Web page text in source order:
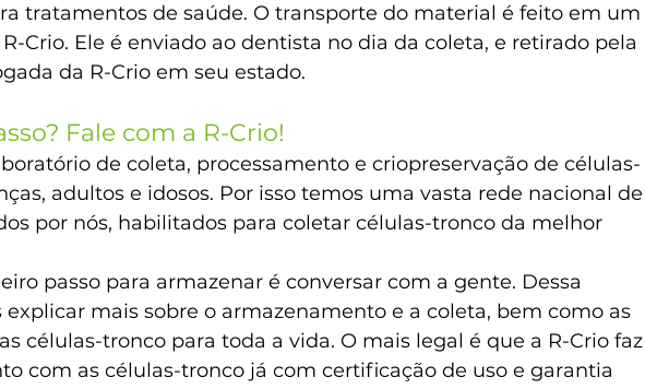
tratamentos de saúde. O transporte do material é feito em um
Crio. Ele é enviado ao dentista no dia da coleta, e retirado pela
da R-Crio em seu estado.
Fale com a R-Crio!
de coleta, processamento e criopreservação de células-
adultos e idosos. Por isso temos uma vasta rede nacional de
por nós, habilitados para coletar células-tronco da melhor
passo para armazenar é conversar com a gente. Dessa
mais sobre o armazenamento e a coleta, bem como as
células-tronco para toda a vida. O mais legal é que a R-Crio faz
com as células-tronco já com certificação de uso e garantia